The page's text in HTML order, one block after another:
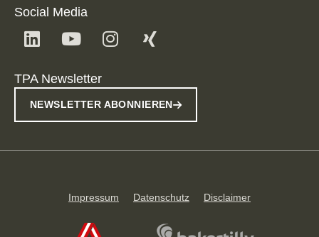
Social Media
TPA Newsletter
NEWSLETTER ABONNIEREN
Impressum Datenschutz Disclaimer